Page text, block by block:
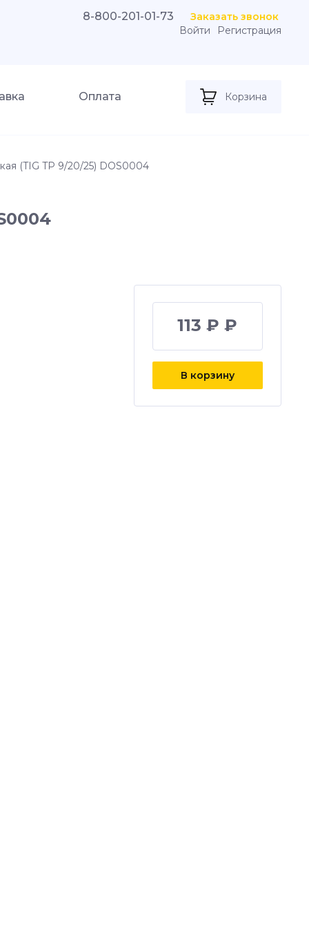
8-800-201-01-73
Заказать звонок
Войти
Регистрация
Оплата Корзина
(TIG TP 9/20/25) DOS0004
113 ₽ ₽
В корзину